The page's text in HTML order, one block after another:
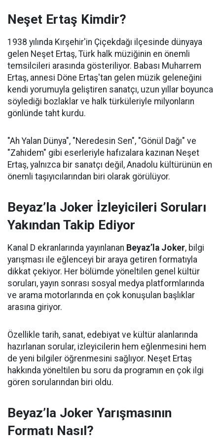
Neşet Ertaş Kimdir?
1938 yılında Kırşehir'in Çiçekdağı ilçesinde dünyaya
gelen Neşet Ertaş, Türk halk müziğinin en önemli
temsilcileri arasında gösteriliyor. Babası Muharrem
Ertaş, annesi Döne Ertaş'tan gelen müzik geleneğini
kendi yorumuyla geliştiren sanatçı, uzun yıllar boyunca
söylediği bozlaklar ve halk türküleriyle milyonların
gönlünde taht kurdu.
"Ah Yalan Dünya", "Neredesin Sen", "Gönül Dağı" ve
"Zahidem" gibi eserleriyle hafızalara kazınan Neşet
Ertaş, yalnızca bir sanatçı değil, Anadolu kültürünün en
önemli taşıyıcılarından biri olarak görülüyor.
Beyaz’la Joker İzleyicileri Soruları
Yakından Takip Ediyor
Kanal D ekranlarında yayınlanan Beyaz’la Joker, bilgi
yarışması ile eğlenceyi bir araya getiren formatıyla
dikkat çekiyor. Her bölümde yöneltilen genel kültür
soruları, yayın sonrası sosyal medya platformlarında
ve arama motorlarında en çok konuşulan başlıklar
arasına giriyor.
Özellikle tarih, sanat, edebiyat ve kültür alanlarında
hazırlanan sorular, izleyicilerin hem eğlenmesini hem
de yeni bilgiler öğrenmesini sağlıyor. Neşet Ertaş
hakkında yöneltilen bu soru da programın en çok ilgi
gören sorularından biri oldu.
Beyaz’la Joker Yarışmasının
Formatı Nasıl?